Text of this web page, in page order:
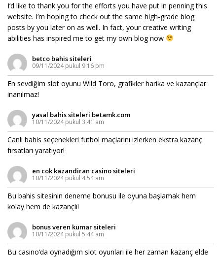
I’d like to thank you for the efforts you have put in penning this
website. I’m hoping to check out the same high-grade blog
posts by you later on as well. In fact, your creative writing
abilities has inspired me to get my own blog now
betco bahis siteleri
09/11/2024 pukul 9:16 pm
En sevdiğim slot oyunu Wild Toro, grafikler harika ve kazançlar
inanılmaz!
yasal bahis siteleri betamk.com
10/11/2024 pukul 3:41 am
Canlı bahis seçenekleri futbol maçlarını izlerken ekstra kazanç
fırsatları yaratıyor!
en cok kazandiran casino siteleri
10/11/2024 pukul 4:54 am
Bu bahis sitesinin deneme bonusu ile oyuna başlamak hem
kolay hem de kazançlı!
bonus veren kumar siteleri
10/11/2024 pukul 5:44 am
Bu casino’da oynadığım slot oyunları ile her zaman kazanç elde